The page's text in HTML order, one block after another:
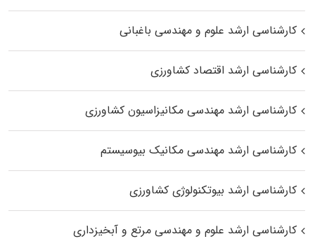
کارشناسی ارشد علوم و مهندسی باغبانی
کارشناسی ارشد اقتصاد کشاورزی
کارشناسی ارشد مهندسی مکانیزاسیون کشاورزی
کارشناسی ارشد مهندسی مکانیک بیوسیستم
کارشناسی ارشد بیوتکنولوژی کشاورزی
کارشناسی ارشد علوم و مهندسی مرتع و آبخیزداری